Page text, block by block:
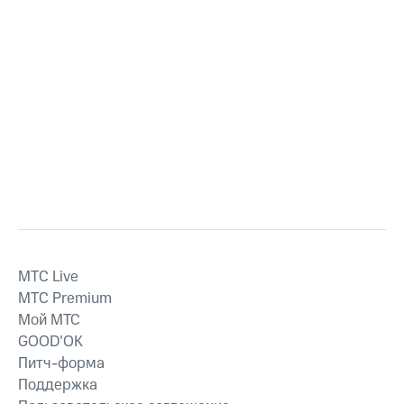
MTС Live
MTС Premium
Мой МТС
GOOD’OK
Питч-форма
Поддержка